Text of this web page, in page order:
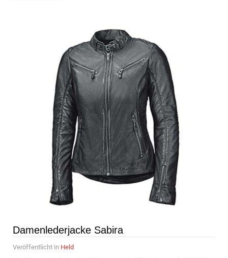
Damenlederjacke Sabira
Veröffentlicht in Held